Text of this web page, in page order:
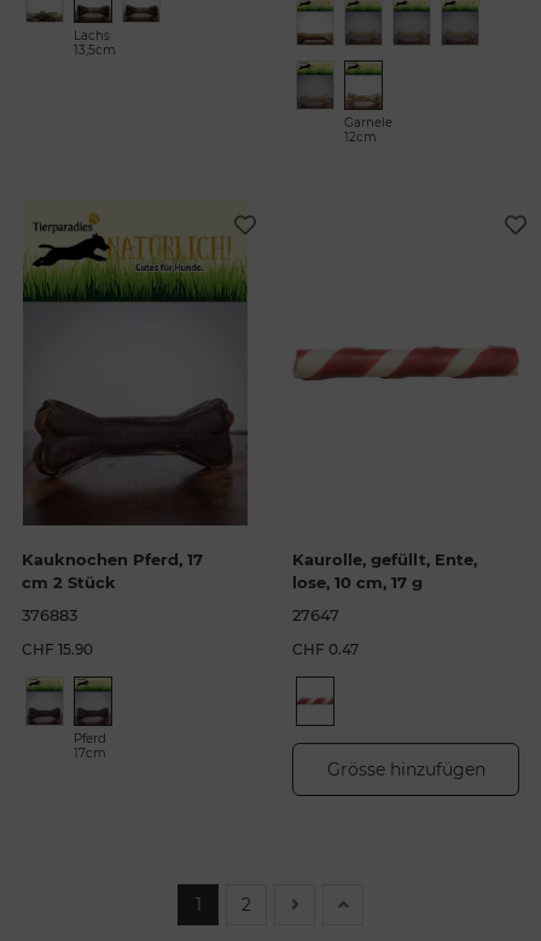
Lachs
13,5cm
Garnele
12cm
Kauknochen Pferd, 17
cm 2 Stück
376883
CHF 15.90
Pferd
17cm
Kaurolle, gefüllt, Ente,
lose, 10 cm, 17 g
27647
CHF 0.47
Grösse hinzufügen
1 2